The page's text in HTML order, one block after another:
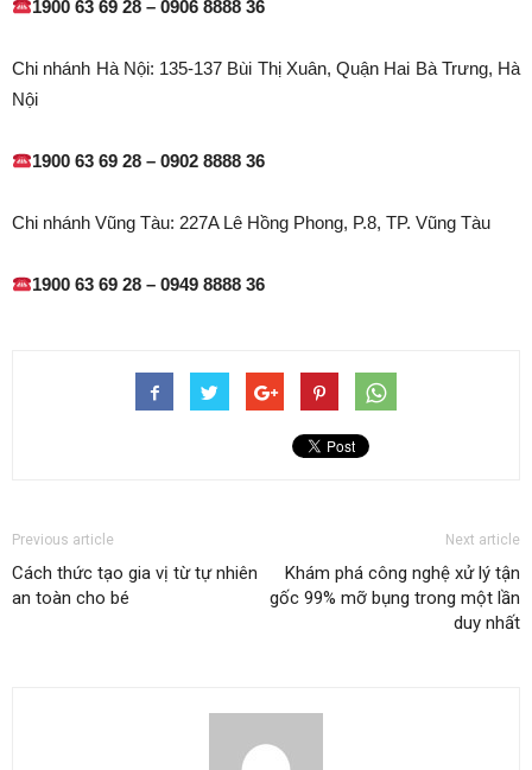
1900 63 69 28 – 0906 8888 36
Chi nhánh Hà Nội: 135-137 Bùi Thị Xuân, Quận Hai Bà Trưng, Hà
Nội
1900 63 69 28 – 0902 8888 36
Chi nhánh Vũng Tàu: 227A Lê Hồng Phong, P.8, TP. Vũng Tàu
1900 63 69 28 – 0949 8888 36
Previous article
Cách thức tạo gia vị từ tự nhiên
an toàn cho bé
Next article
Khám phá công nghệ xử lý tận
gốc 99% mỡ bụng trong một lần
duy nhất